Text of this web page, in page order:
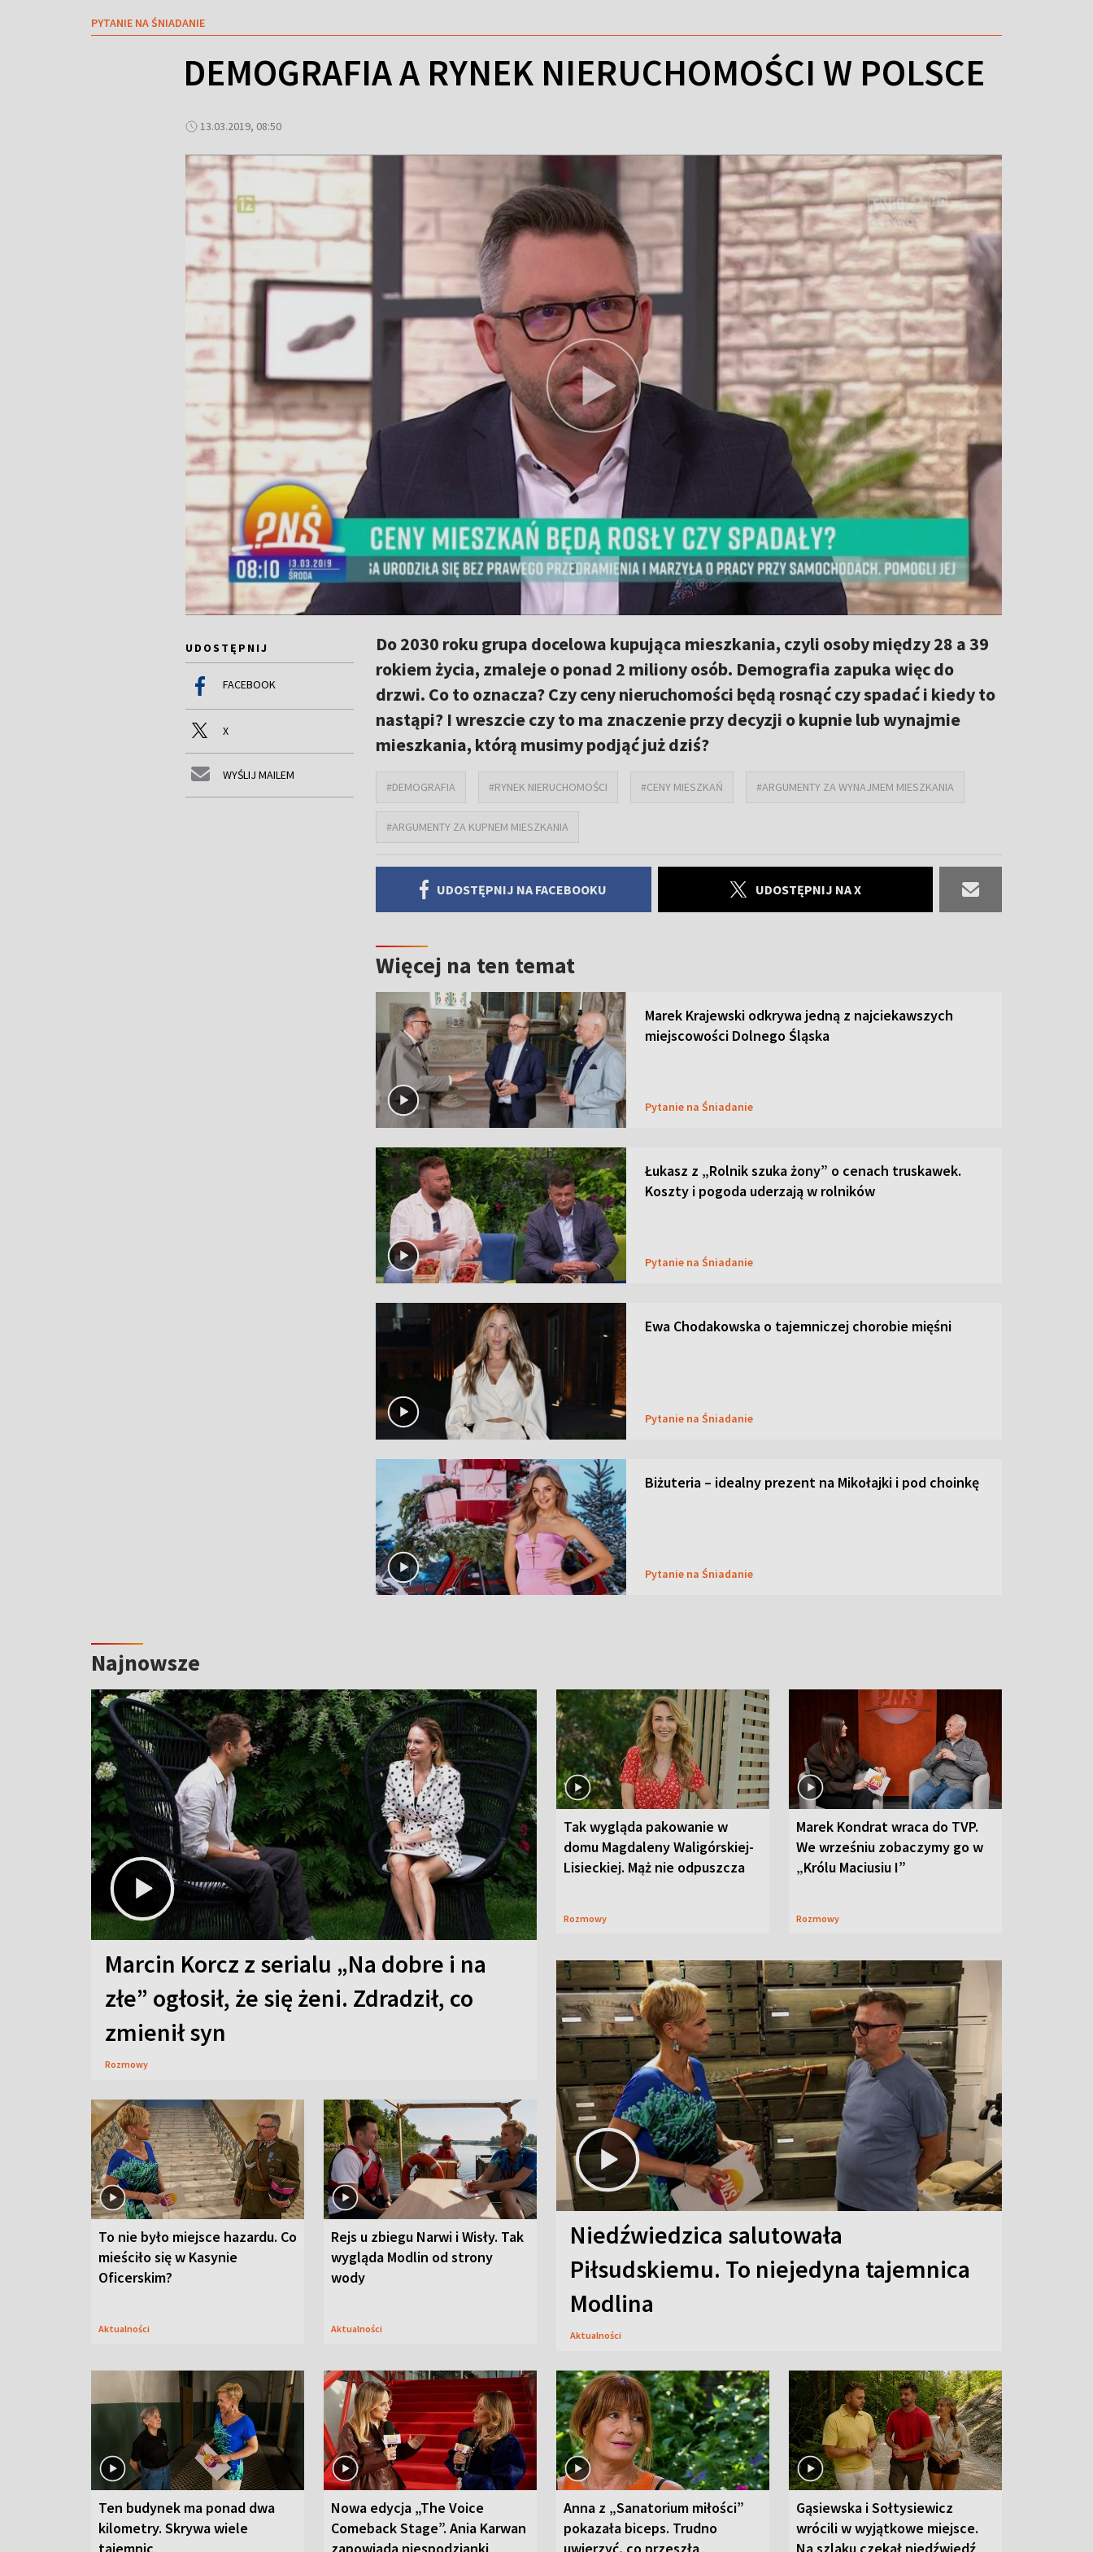
PYTANIE NA ŚNIADANIE
DEMOGRAFIA A RYNEK NIERUCHOMOŚCI W POLSCE
13.03.2019, 08:50
UDOSTĘPNIJ
FACEBOOK
X
WYŚLIJ MAILEM
Do 2030 roku grupa docelowa kupująca mieszkania, czyli osoby między 28 a 39
rokiem życia, zmaleje o ponad 2 miliony osób. Demografia zapuka więc do
drzwi. Co to oznacza? Czy ceny nieruchomości będą rosnąć czy spadać i kiedy to
nastąpi? I wreszcie czy to ma znaczenie przy decyzji o kupnie lub wynajmie
mieszkania, którą musimy podjąć już dziś?
#DEMOGRAFIA #RYNEK NIERUCHOMOŚCI #CENY MIESZKAŃ #ARGUMENTY ZA WYNAJMEM MIESZKANIA
#ARGUMENTY ZA KUPNEM MIESZKANIA
UDOSTĘPNIJ NA FACEBOOKU UDOSTĘPNIJ NA X
Więcej na ten temat
Marek Krajewski odkrywa jedną z najciekawszych
miejscowości Dolnego Śląska
Pytanie na Śniadanie
Łukasz z „Rolnik szuka żony” o cenach truskawek.
Koszty i pogoda uderzają w rolników
Pytanie na Śniadanie
Ewa Chodakowska o tajemniczej chorobie mięśni
Pytanie na Śniadanie
Biżuteria – idealny prezent na Mikołajki i pod choinkę
Pytanie na Śniadanie
Najnowsze
Marcin Korcz z serialu „Na dobre i na
złe” ogłosił, że się żeni. Zdradził, co
zmienił syn
Rozmowy
Tak wygląda pakowanie w
domu Magdaleny Waligórskiej-
Lisieckiej. Mąż nie odpuszcza
Rozmowy
Marek Kondrat wraca do TVP.
We wrześniu zobaczymy go w
„Królu Maciusiu I”
Rozmowy
To nie było miejsce hazardu. Co
mieściło się w Kasynie
Oficerskim?
Aktualności
Rejs u zbiegu Narwi i Wisły. Tak
wygląda Modlin od strony
wody
Aktualności
Niedźwiedzica salutowała
Piłsudskiemu. To niejedyna tajemnica
Modlina
Aktualności
Ten budynek ma ponad dwa
kilometry. Skrywa wiele
Nowa edycja „The Voice
Comeback Stage”. Ania Karwan
Anna z „Sanatorium miłości”
pokazała biceps. Trudno
Gąsiewska i Sołtysiewicz
wrócili w wyjątkowe miejsce.